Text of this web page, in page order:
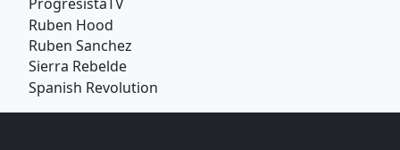
Ruben Hood
Ruben Sanchez
Sierra Rebelde
Spanish Revolution